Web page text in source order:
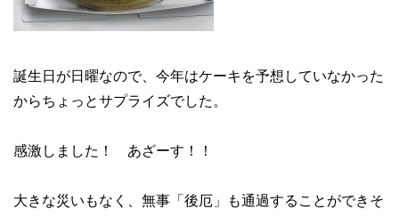
誕生日が日曜なので、今年はケーキを予想していなかった
からちょっとサプライズでした。
感激しました！ あざーす！！
大きな災いもなく、無事「後厄」も通過することができそ